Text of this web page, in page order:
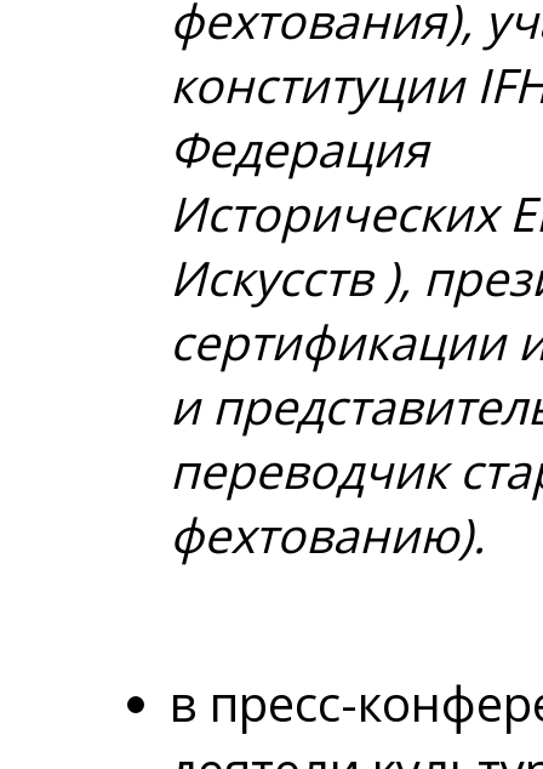
фехтования),
конституции
Федерация
Исторических
Искусств ),
сертификации
и
переводчик
фехтованию).
в пресс-